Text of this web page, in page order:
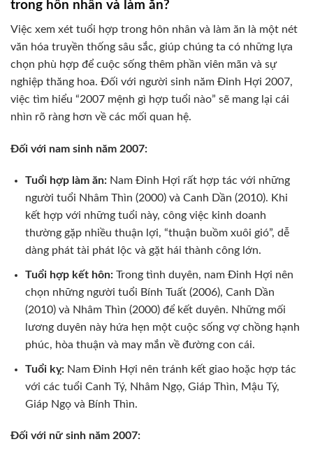
trong hôn nhân và làm ăn?
Việc xem xét tuổi hợp trong hôn nhân và làm ăn là một nét
văn hóa truyền thống sâu sắc, giúp chúng ta có những lựa
chọn phù hợp để cuộc sống thêm phần viên mãn và sự
nghiệp thăng hoa. Đối với người sinh năm Đinh Hợi 2007,
việc tìm hiểu “2007 mệnh gì hợp tuổi nào” sẽ mang lại cái
nhìn rõ ràng hơn về các mối quan hệ.
Đối với nam sinh năm 2007:
Tuổi hợp làm ăn:Nam Đinh Hợi rất hợp tác với những
người tuổi Nhâm Thìn (2000) và Canh Dần (2010). Khi
kết hợp với những tuổi này, công việc kinh doanh
thường gặp nhiều thuận lợi, “thuận buồm xuôi gió”, dễ
dàng phát tài phát lộc và gặt hái thành công lớn.
Tuổi hợp kết hôn:Trong tình duyên, nam Đinh Hợi nên
chọn những người tuổi Bính Tuất (2006), Canh Dần
(2010) và Nhâm Thìn (2000) để kết duyên. Những mối
lương duyên này hứa hẹn một cuộc sống vợ chồng hạnh
phúc, hòa thuận và may mắn về đường con cái.
Tuổi kỵ:Nam Đinh Hợi nên tránh kết giao hoặc hợp tác
với các tuổi Canh Tý, Nhâm Ngọ, Giáp Thìn, Mậu Tý,
Giáp Ngọ và Bính Thìn.
Đối với nữ sinh năm 2007: